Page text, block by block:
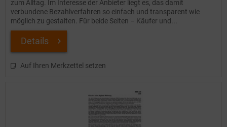
zum Alltag. Im Interesse der Anbieter liegt es, das damit
verbundene Bezahlverfahren so einfach und transparent wie
möglich zu gestalten. Für beide Seiten – Käufer und...
Details
Auf Ihren Merkzettel setzen